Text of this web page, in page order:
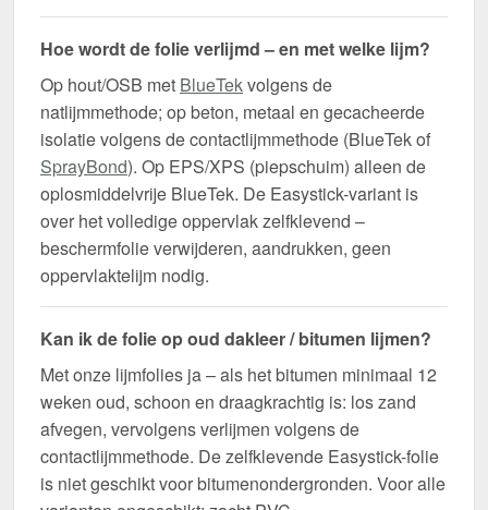
Hoe wordt de folie verlijmd – en met welke lijm?
Op hout/OSB met BlueTekvolgens de
natlijmmethode; op beton, metaal en gecacheerde
isolatie volgens de contactlijmmethode (BlueTek of
SprayBond). Op EPS/XPS (piepschuim) alleen de
oplosmiddelvrije BlueTek. De Easystick-variant is
over het volledige oppervlak zelfklevend –
beschermfolie verwijderen, aandrukken, geen
oppervlaktelijm nodig.
Kan ik de folie op oud dakleer / bitumen lijmen?
Met onze lijmfolies ja – als het bitumen minimaal 12
weken oud, schoon en draagkrachtig is: los zand
afvegen, vervolgens verlijmen volgens de
contactlijmmethode. De zelfklevende Easystick-folie
is niet geschikt voor bitumenondergronden. Voor alle